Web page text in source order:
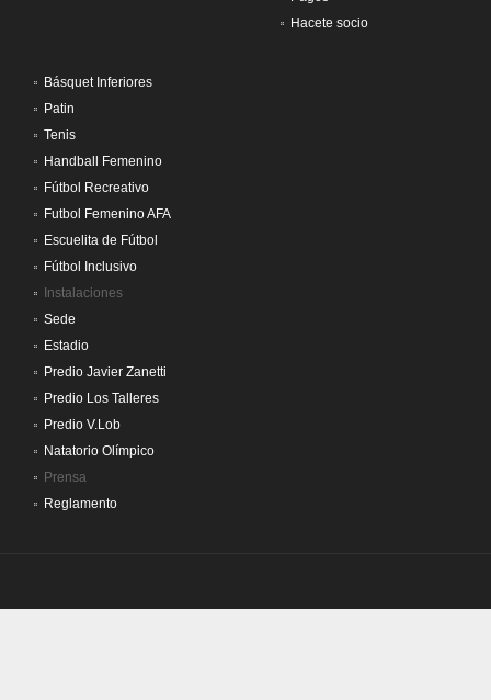
Hacete socio
Básquet Inferiores
Patin
Tenis
Handball Femenino
Fútbol Recreativo
Futbol Femenino AFA
Escuelita de Fútbol
Fútbol Inclusivo
Instalaciones
Sede
Estadio
Predio Javier Zanetti
Predio Los Talleres
Predio V.Lob
Natatorio Olímpico
Prensa
Reglamento